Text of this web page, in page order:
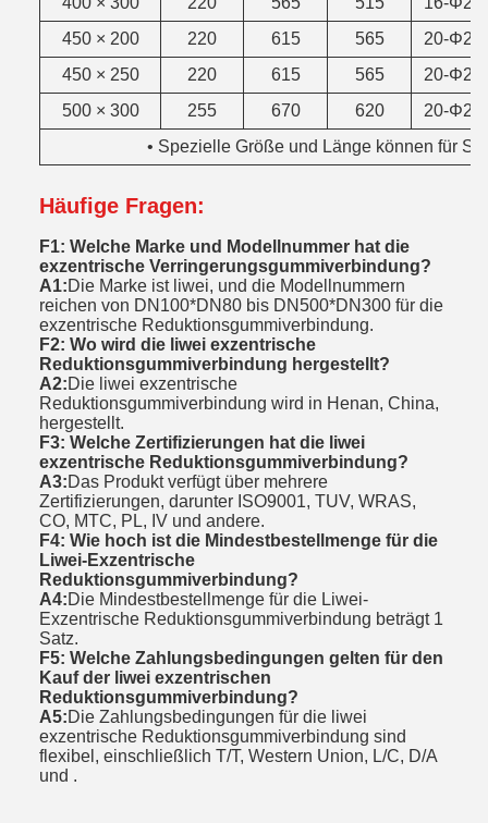
450 × 200
220 615 565
20-Φ26
450 × 250
220 615 565
20-Φ26
500 × 300
255 670 620
20-Φ26
• Spezielle Größe und Länge können für
Häufige Fragen:
F1: Welche Marke und Modellnummer hat die
exzentrische Verringerungsgummiverbindung?
A1:Die Marke ist liwei, und die Modellnummern
reichen von DN100*DN80 bis DN500*DN300 für die
exzentrische Reduktionsgummiverbindung.
F2: Wo wird die liwei exzentrische
Reduktionsgummiverbindung hergestellt?
A2:Die liwei exzentrische
Reduktionsgummiverbindung wird in Henan, China,
hergestellt.
F3: Welche Zertifizierungen hat die liwei
exzentrische Reduktionsgummiverbindung?
A3:Das Produkt verfügt über mehrere
Zertifizierungen, darunter ISO9001, TUV, WRAS,
CO, MTC, PL, IV und andere.
F4: Wie hoch ist die Mindestbestellmenge für die
Liwei-Exzentrische
Reduktionsgummiverbindung?
A4:Die Mindestbestellmenge für die Liwei-
Exzentrische Reduktionsgummiverbindung beträgt 1
Satz.
F5: Welche Zahlungsbedingungen gelten für den
Kauf der liwei exzentrischen
Reduktionsgummiverbindung?
A5:Die Zahlungsbedingungen für die liwei
exzentrische Reduktionsgummiverbindung sind
flexibel, einschließlich T/T, Western Union, L/C, D/A
und .